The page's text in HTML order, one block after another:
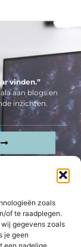
zoals
of te raadplegen.
gegevens zoals
je geen
vinden.”
aan blogs en
inzichten.
bij